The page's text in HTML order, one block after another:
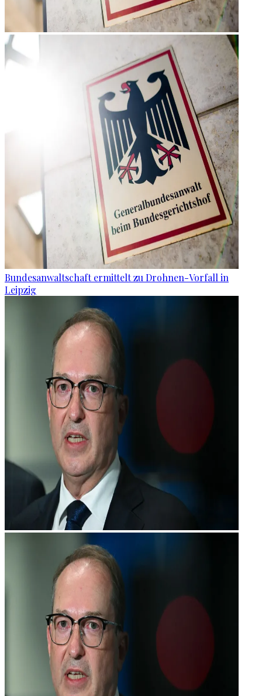
Bundesanwaltschaft ermittelt zu Drohnen-Vorfall in
Leipzig